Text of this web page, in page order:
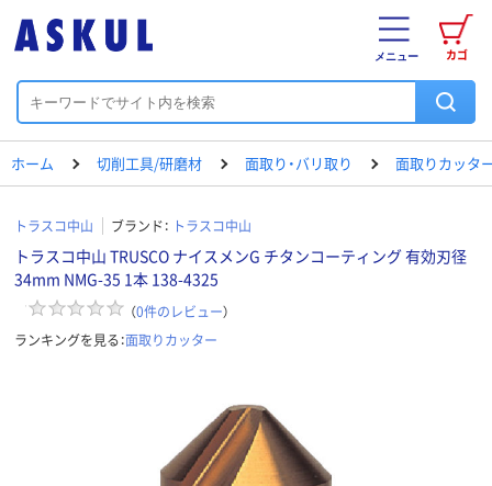
カゴ
メニュー
ホーム 切削工具/研磨材 面取り・バリ取り 面取りカッタ
トラスコ中山 ブランド： トラスコ中山
トラスコ中山 TRUSCO ナイスメンG チタンコーティング 有効刃径
34mm NMG-35 1本 138-4325
（0件のレビュー）
ランキングを見る：面取りカッター